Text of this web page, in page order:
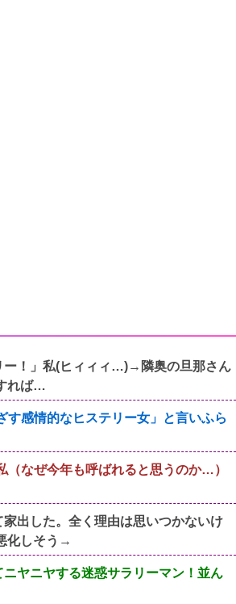
ー！」私(ヒィィィ…)→隣奥の旦那さん
れば…
す感情的なヒステリー女」と言いふら
（なぜ今年も呼ばれると思うのか…）
出した。全く理由は思いつかないけ
化しそう→
ヤニヤする迷惑サラリーマン！並ん